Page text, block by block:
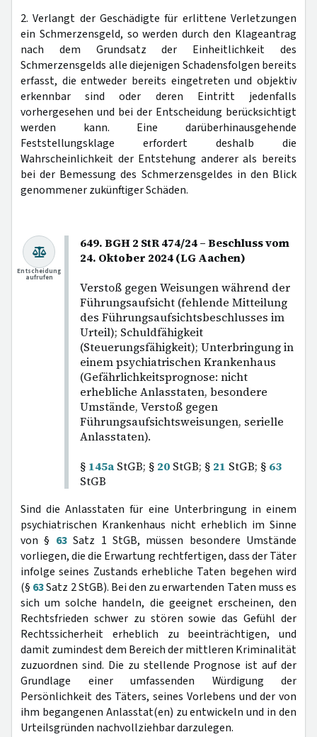
2. Verlangt der Geschädigte für erlittene Verletzungen
ein Schmerzensgeld, so werden durch den Klageantrag
nach dem Grundsatz der Einheitlichkeit des
Schmerzensgelds alle diejenigen Schadensfolgen bereits
erfasst, die entweder bereits eingetreten und objektiv
erkennbar sind oder deren Eintritt jedenfalls
vorhergesehen und bei der Entscheidung berücksichtigt
werden kann. Eine darüberhinausgehende
Feststellungsklage erfordert deshalb die
Wahrscheinlichkeit der Entstehung anderer als bereits
bei der Bemessung des Schmerzensgeldes in den Blick
genommener zukünftiger Schäden.
649. BGH 2 StR 474/24 – Beschluss vom
24. Oktober 2024 (LG Aachen)
Verstoß gegen Weisungen während der
Führungsaufsicht (fehlende Mitteilung
des Führungsaufsichtsbeschlusses im
Urteil); Schuldfähigkeit
(Steuerungsfähigkeit); Unterbringung in
einem psychiatrischen Krankenhaus
(Gefährlichkeitsprognose: nicht
erhebliche Anlasstaten, besondere
Umstände, Verstoß gegen
Führungsaufsichtsweisungen, serielle
Anlasstaten).
§ 145a StGB; § 20 StGB; § 21 StGB; § 63
StGB
Entscheidung
aufrufen
Sind die Anlasstaten für eine Unterbringung in einem
psychiatrischen Krankenhaus nicht erheblich im Sinne
von § 63Satz 1 StGB, müssen besondere Umstände
vorliegen, die die Erwartung rechtfertigen, dass der Täter
infolge seines Zustands erhebliche Taten begehen wird
(§ 63Satz 2 StGB). Bei den zu erwartenden Taten muss es
sich um solche handeln, die geeignet erscheinen, den
Rechtsfrieden schwer zu stören sowie das Gefühl der
Rechtssicherheit erheblich zu beeinträchtigen, und
damit zumindest dem Bereich der mittleren Kriminalität
zuzuordnen sind. Die zu stellende Prognose ist auf der
Grundlage einer umfassenden Würdigung der
Persönlichkeit des Täters, seines Vorlebens und der von
ihm begangenen Anlasstat(en) zu entwickeln und in den
Urteilsgründen nachvollziehbar darzulegen.